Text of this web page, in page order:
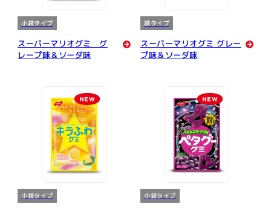
小袋タイプ
スーパーマリオグミ グ
レープ味＆ソーダ味
袋タイプ
スーパーマリオグミ グレー
プ味＆ソーダ味
NEW
小袋タイプ
NEW
小袋タイプ